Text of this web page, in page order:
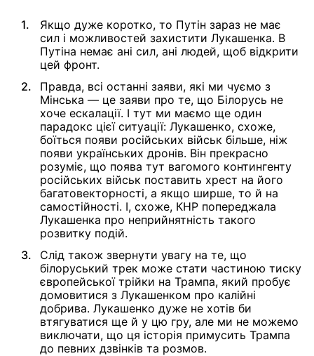
Якщо дуже коротко, то Путін зараз не має
сил і можливостей захистити Лукашенка. В
Путіна немає ані сил, ані людей, щоб відкрити
цей фронт.
Правда, всі останні заяви, які ми чуємо з
Мінська — це заяви про те, що Білорусь не
хоче ескалації. І тут ми маємо ще один
парадокс цієї ситуації: Лукашенко, схоже,
боїться появи російських військ більше, ніж
появи українських дронів. Він прекрасно
розуміє, що поява тут вагомого контингенту
російських військ поставить хрест на його
багатовекторності, а якщо ширше, то й на
самостійності. І, схоже, КНР попереджала
Лукашенка про неприйнятність такого
розвитку подій.
Слід також звернути увагу на те, що
білоруський трек може стати частиною тиску
європейської трійки на Трампа, який пробує
домовитися з Лукашенком про калійні
добрива. Лукашенко дуже не хотів би
втягуватися ще й у цю гру, але ми не можемо
виключати, що ця історія примусить Трампа
до певних дзвінків та розмов.